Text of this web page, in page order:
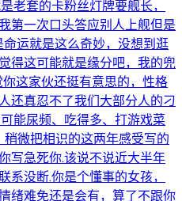
老套的卡粉丝灯牌要舰长，
第一次口头答应别人上舰但是
运就是这么奇妙，没想到逛
得这可能就是缘分吧，我的兜
这家伙还挺有意思的，性格
还真忍不了我们大部分人的刁
能尿频、吃得多、打游戏菜
微把相识的这两年感受写的
写急死你.该说不说近大半年
没断.你是个懂事的女孩，
绪难免还是会有，算了不跟你